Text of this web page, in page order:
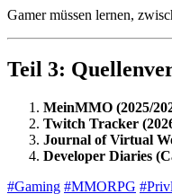
Gamer müssen lernen,
Teil 3:
MeinMMO (2025/
Twitch Tracker
Journal of Virtual
Developer Diaries
#Gaming #MMORPG